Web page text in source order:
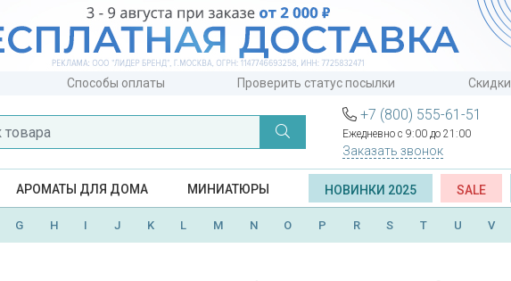
Способы оплаты Проверить статус посылки Скидки
+7 (800) 555-61-51
Ежедневно с 9:00 до 21:00
Заказать звонок
АРОМАТЫ ДЛЯ ДОМА МИНИАТЮРЫ НОВИНКИ 2025 SALE
G H I J K L M N O P R S T U V